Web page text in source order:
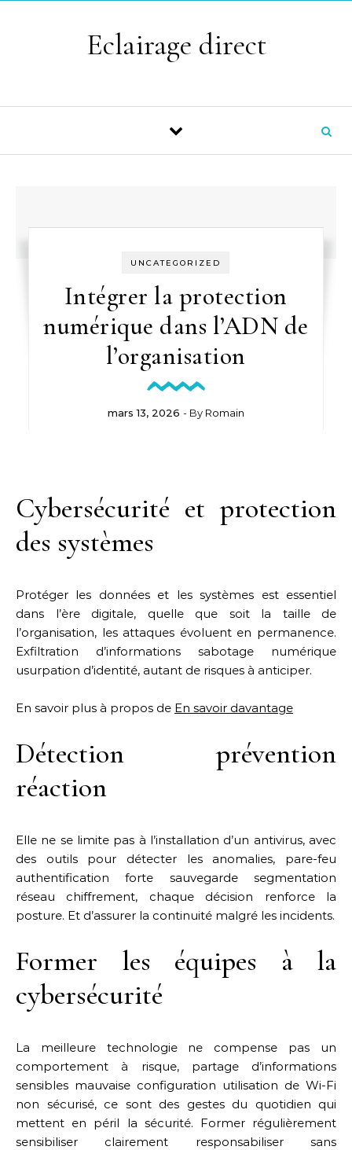
Eclairage direct
UNCATEGORIZED
Intégrer la protection
numérique dans l’ADN de
l’organisation
mars 13, 2026 - By Romain
Cybersécurité et protection
des systèmes
Protéger les données et les systèmes est essentiel
dans l’ère digitale, quelle que soit la taille de
l’organisation, les attaques évoluent en permanence.
Exfiltration d’informations sabotage numérique
usurpation d’identité, autant de risques à anticiper.
En savoir plus à propos de En savoir davantage
Détection prévention
réaction
Elle ne se limite pas à l’installation d’un antivirus, avec
des outils pour détecter les anomalies, pare-feu
authentification forte sauvegarde segmentation
réseau chiffrement, chaque décision renforce la
posture. Et d’assurer la continuité malgré les incidents.
Former les équipes à la
cybersécurité
La meilleure technologie ne compense pas un
comportement à risque, partage d’informations
sensibles mauvaise configuration utilisation de Wi-Fi
non sécurisé, ce sont des gestes du quotidien qui
mettent en péril la sécurité. Former régulièrement
sensibiliser clairement responsabiliser sans